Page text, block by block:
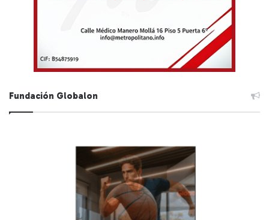
Fundación Globalon